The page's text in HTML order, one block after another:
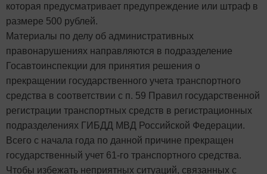
которая предусматривает предупреждение или штраф в
размере 500 рублей.
Материалы по делу об административных
правонарушениях направляются в подразделение
Госавтоинспекции для принятия решения о
прекращении государственного учета транспортного
средства в соответствии с п. 59 Правил государственной
регистрации транспортных средств в регистрационных
подразделениях ГИБДД МВД Российской Федерации.
Всего с начала года по данной причине прекращен
государственный учет 61-го транспортного средства.
Чтобы избежать неприятных ситуаций, связанных с